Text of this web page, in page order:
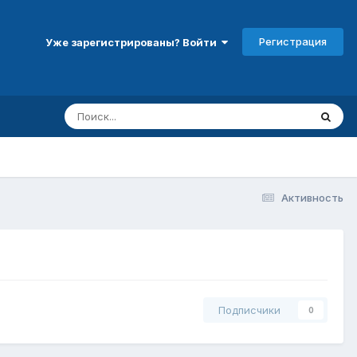
Уже зарегистрированы? Войти Регистрация
Активность
Подписчики 0